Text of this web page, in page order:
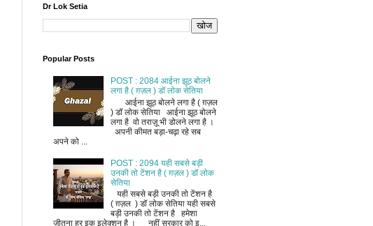
Dr Lok Setia
Popular Posts
POST : 2084 आईना झूठ बोलने
लगा है ( ग़ज़ल ) डॉ लोक सेतिया
आईना झूठ बोलने लगा है ( ग़ज़ल
) डॉ लोक सेतिया आईना झूठ बोलने
लगा है वो तराज़ू भी डोलने लगा है ।
अपनी कीमत बड़ा-चढ़ा रहे सब
अपने को ...
POST : 2094 यही सबसे बड़ी
उनकी तो टेंशन है ( ग़ज़ल ) डॉ लोक
सेतिया
यही सबसे बड़ी उनकी तो टेंशन है
( ग़ज़ल ) डॉ लोक सेतिया यही सबसे
बड़ी उनकी तो टेंशन है हमेशा
जीतना हर इक इलेक्शन है । नहीं सरकार को इ...